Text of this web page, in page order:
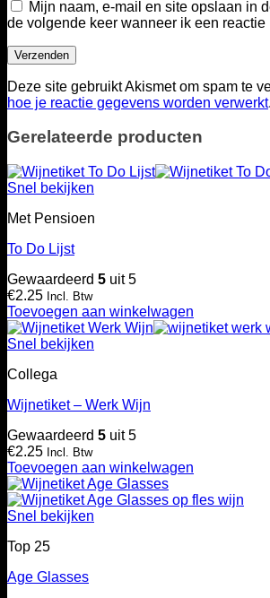
Mijn naam, e-mail en site opslaan in
de volgende keer wanneer ik een reactie
Deze site gebruikt Akismet om spam te
hoe je reactie gegevens worden verwerkt.
Gerelateerde producten
Snel bekijken
Met Pensioen
To Do Lijst
Gewaardeerd 5 uit 5
€2.25 Incl. Btw
Toevoegen aan winkelwagen
Snel bekijken
Collega
Wijnetiket – Werk Wijn
Gewaardeerd 5 uit 5
€2.25 Incl. Btw
Toevoegen aan winkelwagen
Snel bekijken
Top 25
Age Glasses